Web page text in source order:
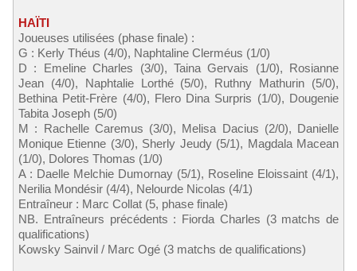
HAÏTI
Joueuses utilisées (phase finale) :
G : Kerly Théus (4/0), Naphtaline Clerméus (1/0)
D : Emeline Charles (3/0), Taina Gervais (1/0), Rosianne
Jean (4/0), Naphtalie Lorthé (5/0), Ruthny Mathurin (5/0),
Bethina Petit-Frère (4/0), Flero Dina Surpris (1/0), Dougenie
Tabita Joseph (5/0)
M : Rachelle Caremus (3/0), Melisa Dacius (2/0), Danielle
Monique Etienne (3/0), Sherly Jeudy (5/1), Magdala Macean
(1/0), Dolores Thomas (1/0)
A : Daelle Melchie Dumornay (5/1), Roseline Eloissaint (4/1),
Nerilia Mondésir (4/4), Nelourde Nicolas (4/1)
Entraîneur : Marc Collat (5, phase finale)
NB. Entraîneurs précédents : Fiorda Charles (3 matchs de
qualifications)
Kowsky Sainvil / Marc Ogé (3 matchs de qualifications)